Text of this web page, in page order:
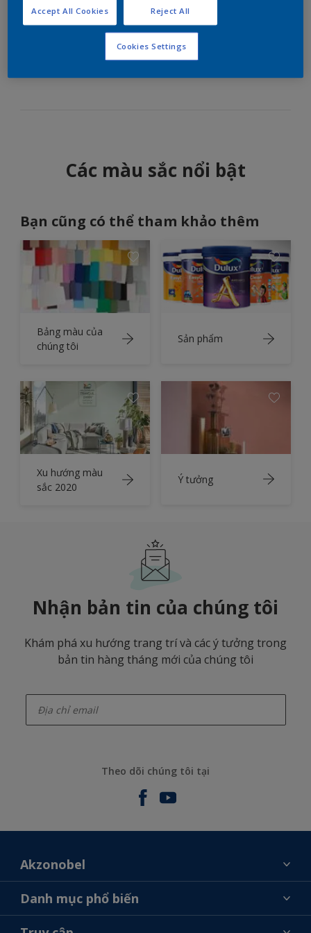
Những bức tường màu xanh giúp tạo thêm cảm
Các màu sắc nổi bật
Bạn cũng có thể tham khảo thêm
Bảng màu của
chúng tôi
Sản phẩm
Xu hướng màu
sắc 2020
Ý tưởng
Nhận bản tin của chúng tôi
Khám phá xu hướng trang trí và các ý tưởng trong
bản tin hàng tháng mới của chúng tôi
Theo dõi chúng tôi tại
Akzonobel
Giới thiệu về AkzoNobel
Liên hệ chúng tôi
Danh mục phổ biến
Tìm màu sắc
Reject All
Accept All Cookies
Cookies Settings